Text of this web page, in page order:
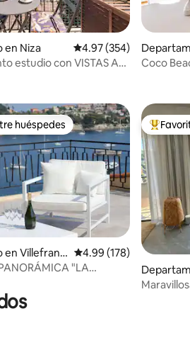
5; 182 evaluaciones
en Niza Calificación promedio:
4.97 (354)
estudio con VISTAS AL
Coco
5; 146 evaluaciones
en Favorito entre huéspedes
huéspedes
en Villefranc
Calificación promedio:
4.99 (178)
"LA
De los
he-sur-